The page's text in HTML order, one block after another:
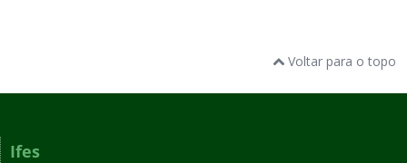
Voltar para o topo
Ifes